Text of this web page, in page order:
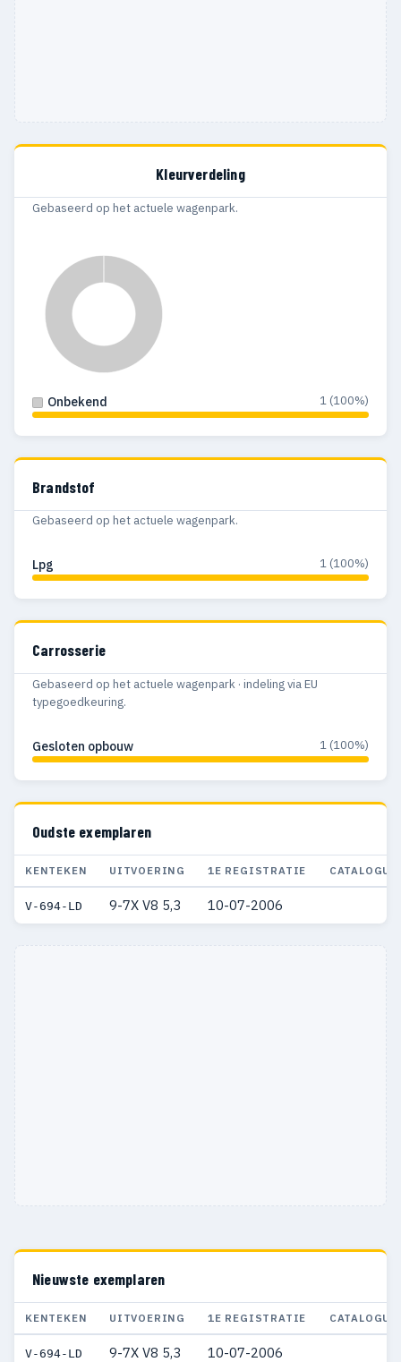
Kleurverdeling
Gebaseerd op het actuele wagenpark.
Onbekend 1 (100%)
Brandstof
Gebaseerd op het actuele wagenpark.
Lpg 1 (100%)
Carrosserie
Gebaseerd op het actuele wagenpark · indeling via EU
typegoedkeuring.
Gesloten opbouw 1 (100%)
Oudste exemplaren
KENTEKEN UITVOERING 1E REGISTRATIE
V-694-LD 9-7X V8 5,3 10-07-2006
Nieuwste exemplaren
KENTEKEN UITVOERING 1E REGISTRATIE
V-694-LD 9-7X V8 5,3 10-07-2006